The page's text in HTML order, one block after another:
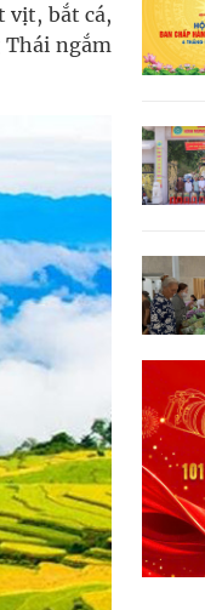
vịt, bắt cá,
Thái ngắm